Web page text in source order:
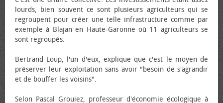
lourds, bien souvent ce sont plusieurs agriculteurs qui se
regroupent pour créer une telle infrastructure comme par
exemple à Blajan en Haute-Garonne où 11 agriculteurs se
sont regroupés.
Bertrand Loup, l'un d'eux, explique que c'est le moyen de
préserver leur exploitation sans avoir "besoin de s'agrandir
et de bouffer les voisins".
Selon Pascal Grouiez, professeur d'économie écologique à